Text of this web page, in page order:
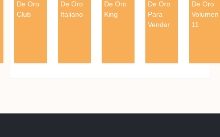
De Oro
Club
De Oro
Italiano
De Oro
King
De Oro
Para
Vender
De Oro
Volumen
11